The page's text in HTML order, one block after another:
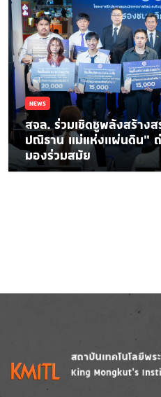
NEWS
สจล. ร่วมเชิดชูพลังสร้าง
ปณิธาน แม่แห่งแผ่นดิน”
มองร่วมสมัย
Image